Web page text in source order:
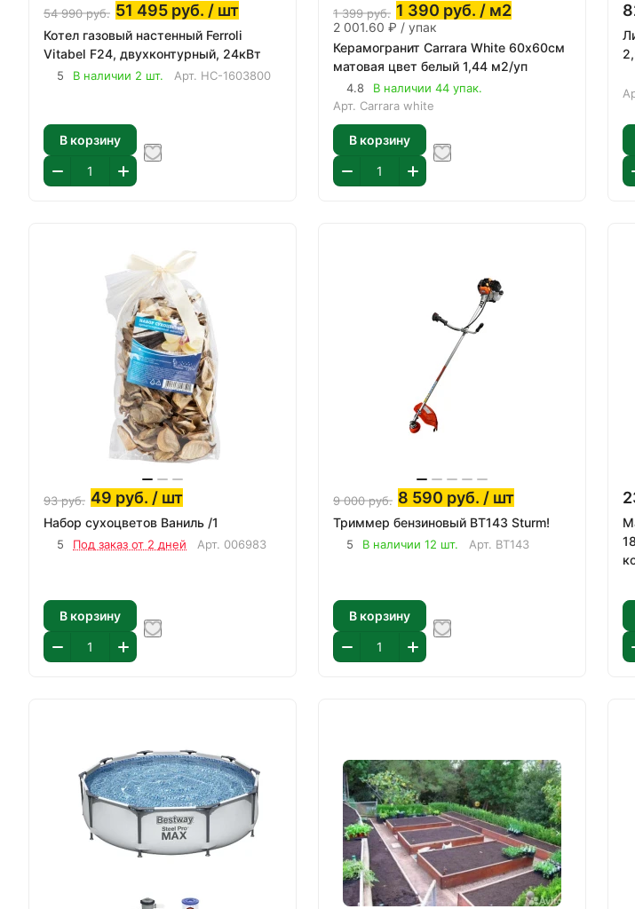
54 990руб. 51 495 руб. / шт
Котел газовый настенный Ferroli
Vitabel F24, двухконтурный, 24кВт
5 В наличии 2 шт. Арт. НС-1603800
В корзину
1 399руб. 1 390 руб. / м2
2 001.60 ₽ / упак
Керамогранит Carrara White 60х60см
матовая цвет белый 1,44 м2/уп
4.8
В наличии 44 упак.
Арт. Carrara white
В корзину
93руб. 49 руб. / шт
Набор сухоцветов Ваниль /1
5 Под заказ от 2 дней Арт. 006983
В корзину
9 000руб. 8 590 руб. / шт
Триммер бензиновый BT143 Sturm!
5 В наличии 12 шт. Арт. BT143
В корзину